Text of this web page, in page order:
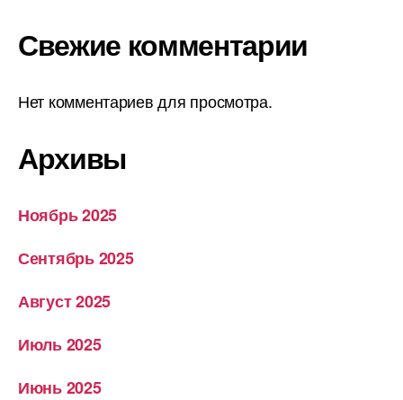
Свежие комментарии
Нет комментариев для просмотра.
Архивы
Ноябрь 2025
Сентябрь 2025
Август 2025
Июль 2025
Июнь 2025